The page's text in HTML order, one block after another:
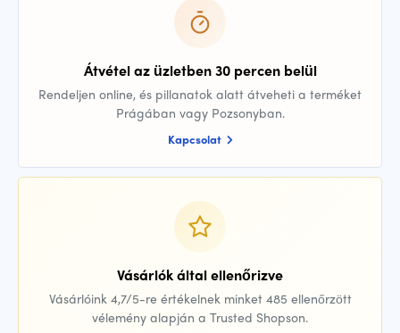
Átvétel az üzletben 30 percen belül
Rendeljen online, és pillanatok alatt átveheti a terméket
Prágában vagy Pozsonyban.
Kapcsolat
Vásárlók által ellenőrizve
Vásárlóink 4,7/5-re értékelnek minket 485 ellenőrzött
vélemény alapján a Trusted Shopson.